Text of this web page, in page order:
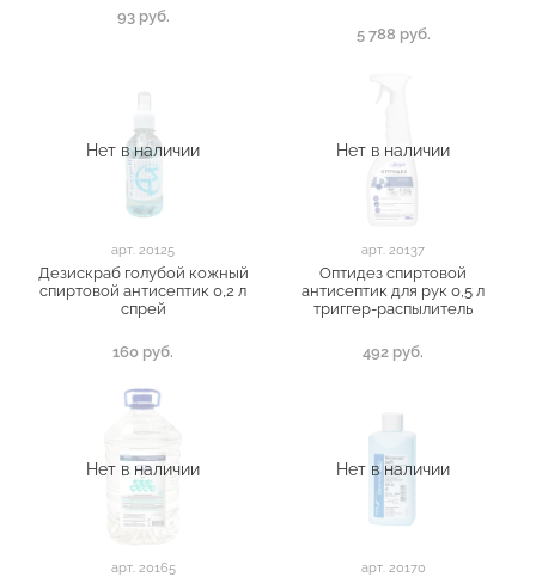
93 руб.
5 788 руб.
Нет в наличии
арт. 20125
Дезискраб голубой кожный
спиртовой антисептик 0,2 л
спрей
160 руб.
Нет в наличии
арт. 20137
Оптидез спиртовой
антисептик для рук 0,5 л
триггер-распылитель
492 руб.
Нет в наличии
арт. 20165
Нет в наличии
арт. 20170